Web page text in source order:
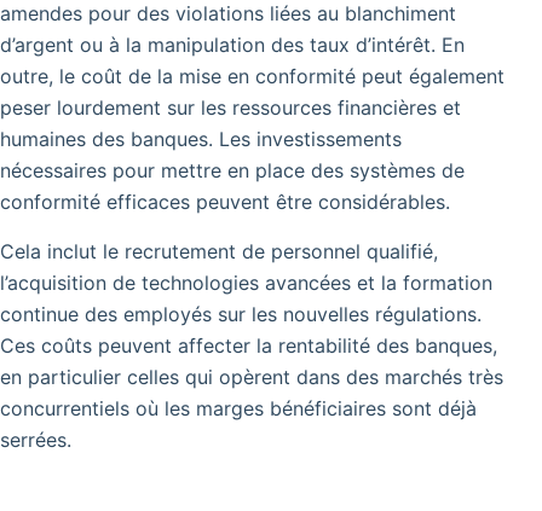
amendes pour des violations liées au blanchiment
d’argent ou à la manipulation des taux d’intérêt. En
outre, le coût de la mise en conformité peut également
peser lourdement sur les ressources financières et
humaines des banques. Les investissements
nécessaires pour mettre en place des systèmes de
conformité efficaces peuvent être considérables.
Cela inclut le recrutement de personnel qualifié,
l’acquisition de technologies avancées et la formation
continue des employés sur les nouvelles régulations.
Ces coûts peuvent affecter la rentabilité des banques,
en particulier celles qui opèrent dans des marchés très
concurrentiels où les marges bénéficiaires sont déjà
serrées.